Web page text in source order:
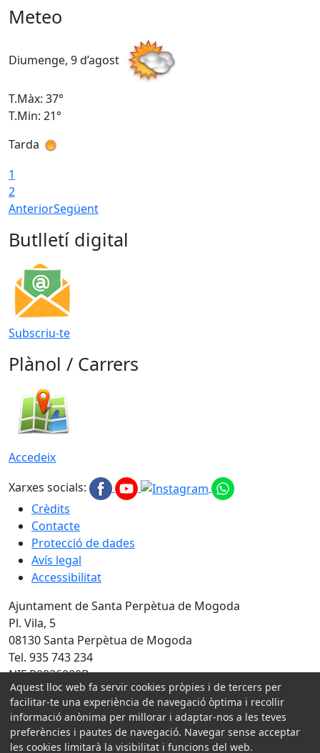
Meteo
Diumenge, 9 d’agost
T.Màx: 37°
T.Min: 21°
Tarda
1
2
AnteriorSegüent
Butlletí digital
Subscriu-te
Plànol / Carrers
Accedeix
Xarxes socials:
Crèdits
Contacte
Protecció de dades
Avís legal
Accessibilitat
Ajuntament de Santa Perpètua de Mogoda
Pl. Vila, 5
08130 Santa Perpètua de Mogoda
Tel. 935 743 234
NIF P0826000B
Amb la col·laboració de:
Aquest lloc web fa servir cookies pròpies i de tercers per
facilitar-te una experiència de navegació òptima i recollir
informació anònima per millorar i adaptar-nos a les teves
preferències i pautes de navegació. Navegar sense acceptar
les cookies limitarà la visibilitat i funcions del web.